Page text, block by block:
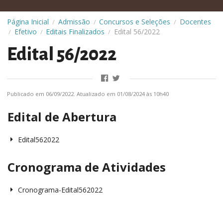
Página Inicial / Admissão / Concursos e Seleções / Docentes
/ Efetivo / Editais Finalizados / Edital 56/2022
Edital 56/2022
Publicado em 06/09/2022. Atualizado em 01/08/2024 às 10h40
Edital de Abertura
Edital562022
Cronograma de Atividades
Cronograma-Edital562022